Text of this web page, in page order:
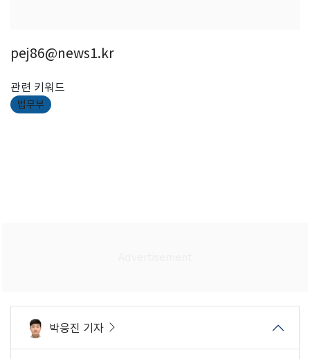
pej86@news1.kr
관련 키워드
법무부
박응진 기자